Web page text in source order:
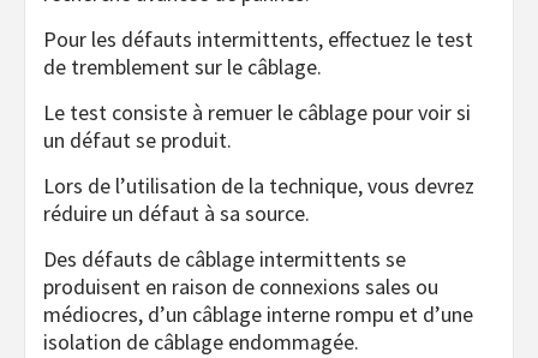
Pour les défauts intermittents, effectuez le test
de tremblement sur le câblage.
Le test consiste à remuer le câblage pour voir si
un défaut se produit.
Lors de l’utilisation de la technique, vous devrez
réduire un défaut à sa source.
Des défauts de câblage intermittents se
produisent en raison de connexions sales ou
médiocres, d’un câblage interne rompu et d’une
isolation de câblage endommagée.